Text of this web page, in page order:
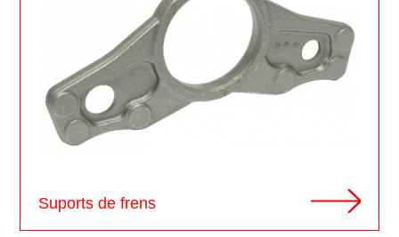
Suports de frens